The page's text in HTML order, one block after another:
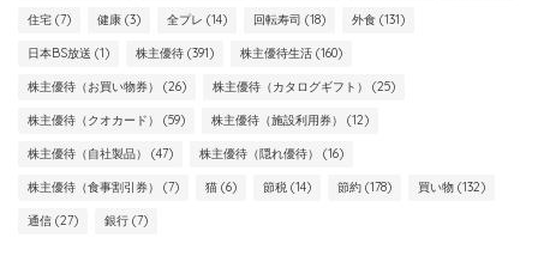
住宅 (7) 健康 (3) 全プレ (14) 回転寿司 (18) 外食 (131)
日本BS放送 (1) 株主優待 (391) 株主優待生活 (160)
株主優待（お買い物券） (26) 株主優待（カタログギフト） (25)
株主優待（クオカード） (59) 株主優待（施設利用券） (12)
株主優待（自社製品） (47) 株主優待（隠れ優待） (16)
株主優待（食事割引券） (7) 猫 (6) 節税 (14) 節約 (178) 買い物 (132)
通信 (27) 銀行 (7)